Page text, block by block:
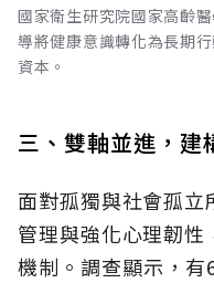
國家衛生研究院國家高齡
導將健康意識轉化為長期
資本。
三、雙軸並進，建
面對孤獨與社會孤
管理與強化心理韌
機制。調查顯示，